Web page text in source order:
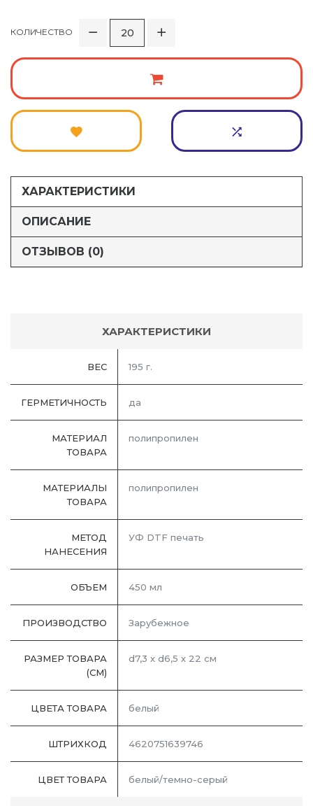
КОЛИЧЕСТВО
ХАРАКТЕРИСТИКИ
ОПИСАНИЕ
ОТЗЫВОВ (0)
ХАРАКТЕРИСТИКИ
ВЕС 195 г.
ГЕРМЕТИЧНОСТЬ да
МАТЕРИАЛ
ТОВАРА
полипропилен
МАТЕРИАЛЫ
ТОВАРА
полипропилен
МЕТОД
НАНЕСЕНИЯ
УФ DTF печать
ОБЪЕМ 450 мл
ПРОИЗВОДСТВО Зарубежное
РАЗМЕР ТОВАРА
(СМ)
d7,3 х d6,5 х 22 см
ЦВЕТА ТОВАРА белый
ШТРИХКОД 4620751639746
ЦВЕТ ТОВАРА белый/темно-серый